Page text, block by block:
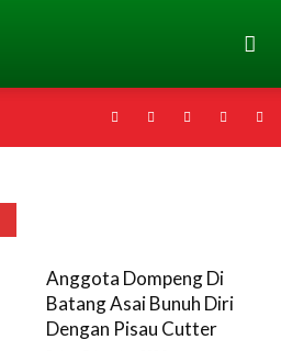
Anggota Dompeng Di
Batang Asai Bunuh Diri
Dengan Pisau Cutter